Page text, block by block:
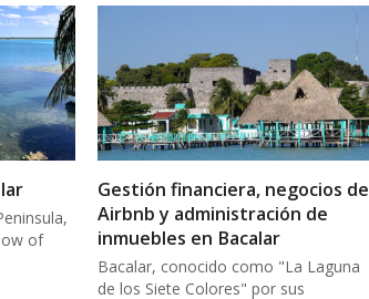
of
Gestión financiera, negocios de
Airbnb y administración de
inmuebles en Bacalar
Bacalar, conocido como "La Laguna
de los Siete Colores" por sus